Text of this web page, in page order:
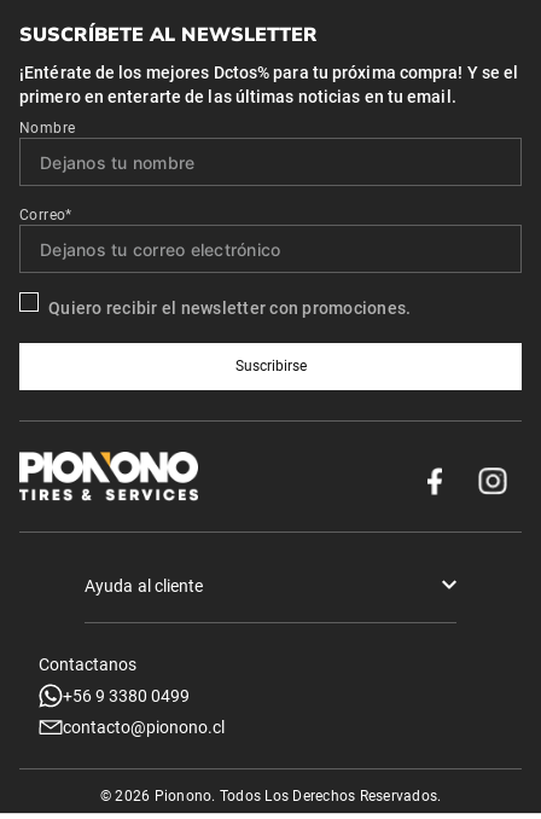
SUSCRÍBETE AL NEWSLETTER
¡Entérate de los mejores Dctos% para tu próxima compra! Y se el
primero en enterarte de las últimas noticias en tu email.
Nombre
Correo*
Quiero recibir el newsletter con promociones.
Suscribirse
Ayuda al cliente
Mis pedidos
Contactanos
+56 9 3380 0499
contacto@pionono.cl
© 2026 Pionono. Todos Los Derechos Reservados.